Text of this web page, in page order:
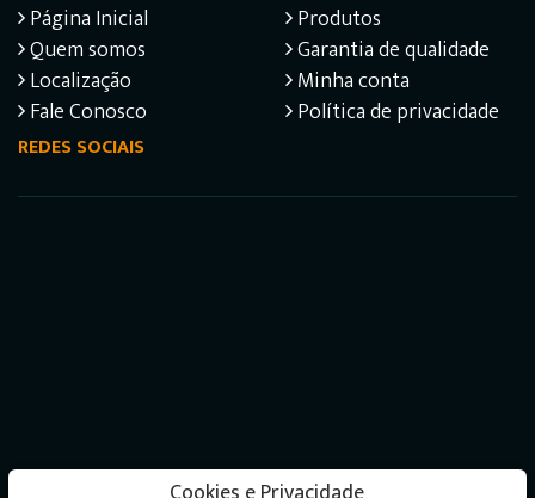
Página Inicial
Quem somos
Localização
Fale Conosco
Produtos
Garantia de qualidade
Minha conta
Política de privacidade
REDES SOCIAIS